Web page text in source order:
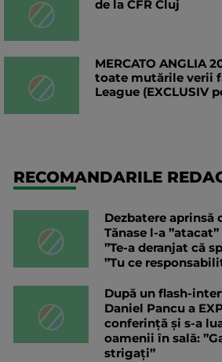
de la CFR Cluj
MERCATO ANGLIA
toate mutările verii
League (EXCLUSIV
RECOMANDARILE
Dezbatere aprinsă
Tănase l-a
”Te-a deranjat că
”Tu ce
După un flash-
Daniel Pancu a
conferință și s-a
oamenii în sală:
strigați”